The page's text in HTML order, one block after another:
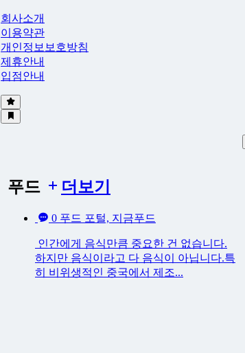
푸드 더보기
0 푸드 포털, 지금푸드
인간에게 음식만큼 중요한 건 없습니다.
하지만 음식이라고 다 음식이 아닙니다.특
히 비위생적인 중국에서 제조...
회사소개
이용약관
개인정보보호방침
제휴안내
입점안내